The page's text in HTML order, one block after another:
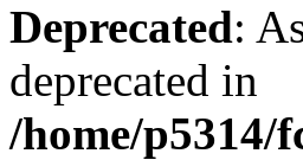
Deprecated:
deprecated in
/home/p5314/